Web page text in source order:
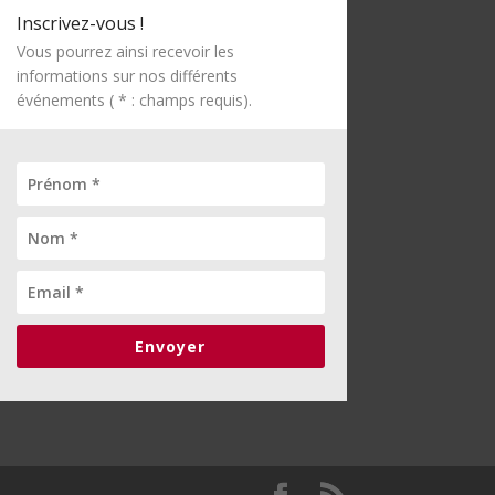
Inscrivez-vous !
Vous pourrez ainsi recevoir les
informations sur nos différents
événements ( * : champs requis).
Envoyer